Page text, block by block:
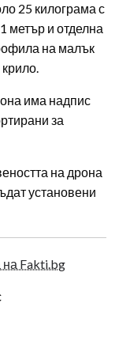
25 килограма с
метър и отделна
на малък
има надпис
за
на дрона
установени
на Fakti.bg